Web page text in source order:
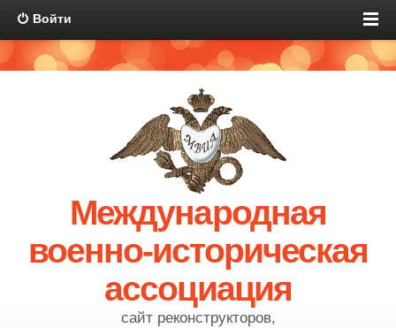
Войти
Международная
военно-историческая
ассоциация
сайт реконструкторов,